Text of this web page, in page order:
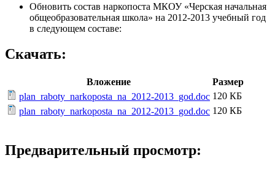
Обновить состав наркопоста МКОУ «Черская начальная
общеобразовательная школа» на 2012-2013 учебный год
в следующем составе:
Скачать:
Вложение
Размер
plan_raboty_narkoposta_na_2012-2013_god.doc 120 КБ
plan_raboty_narkoposta_na_2012-2013_god.doc 120 КБ
Предварительный просмотр: